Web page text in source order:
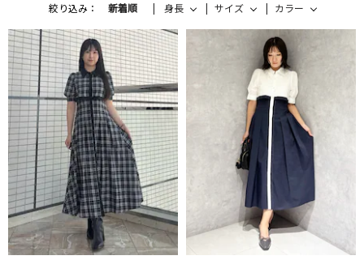
絞り込み： 新着順 身長 サイズ カラー